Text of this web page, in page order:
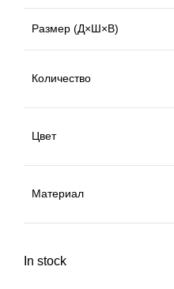
Размер (Д×Ш×В)
Количество
Цвет
Материал
In stock